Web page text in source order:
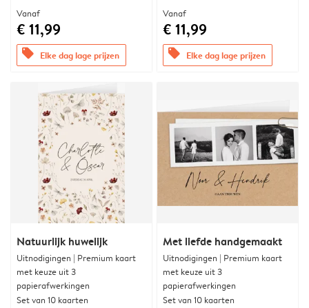
Vanaf
€ 11,99
offers Elke dag lage prijzen
Vanaf
€ 11,99
offers Elke dag lage prijzen
Natuurlijk huwelijk
Uitnodigingen | Premium kaart
met keuze uit 3
papierafwerkingen
Set van 10 kaarten
Met liefde handgemaakt
Uitnodigingen | Premium kaart
met keuze uit 3
papierafwerkingen
Set van 10 kaarten